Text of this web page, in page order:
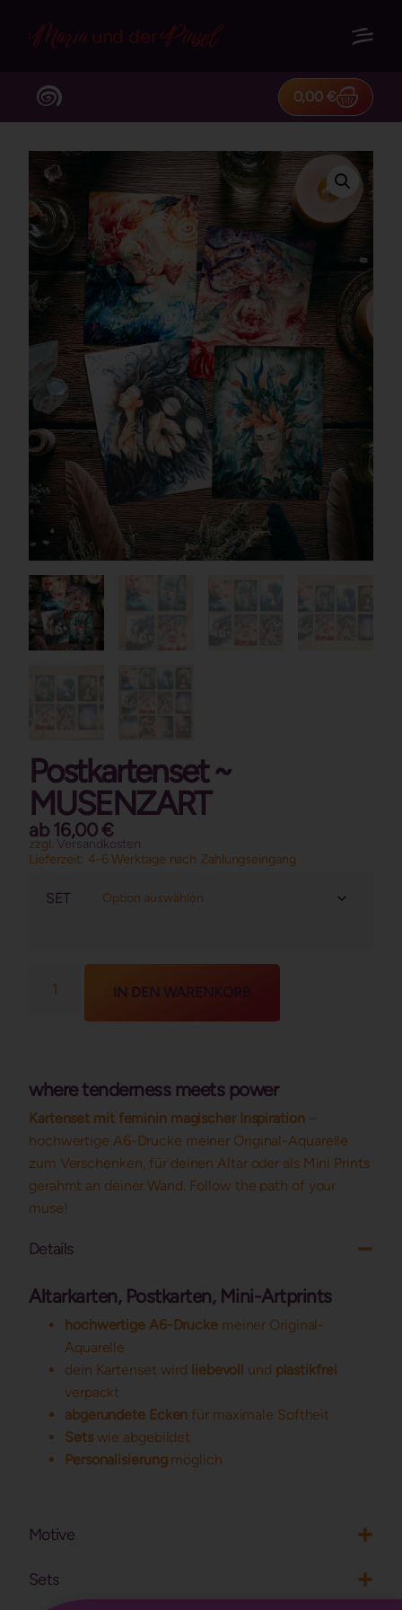
Mariaund derPinsel
0,00€
Postkartenset ~
MUSENZART
ab 16,00€
zzgl. Versandkosten
Lieferzeit: 4-6 Werktage nach Zahlungseingang
SET
IN DEN WARENKORB
where tenderness meets power
Kartenset mit feminin magischer Inspiration–
hochwertige A6-Drucke meiner Original-Aquarelle
zum Verschenken, für deinen Altar oder als Mini Prints
gerahmt an deiner Wand. Follow the path of your
muse!
Details
Altarkarten, Postkarten, Mini-Artprints
hochwertige A6-Druckemeiner Original-
Aquarelle
dein Kartenset wird liebevoll und plastikfrei
verpackt
abgerundete Ecken für maximale Softheit
Setswie abgebildet
Personalisierungmöglich
Motive
Sets